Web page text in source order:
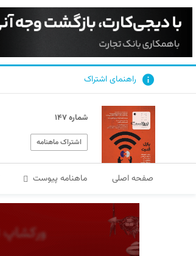
راهنمای اشتراک
شماره ۱۴۷
اشتراک ماهنامه
صفحه اصلی ماهنامه پیوست